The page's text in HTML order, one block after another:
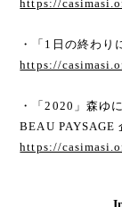
https://
・「1日の終わ
https://
・「2020」森ゆ
BEAU PAYSAGE
https://